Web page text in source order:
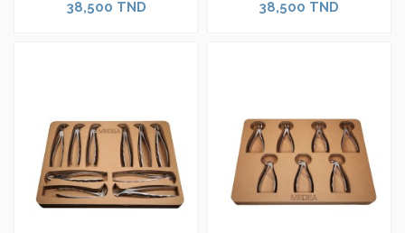
38,500 TND 38,500 TND